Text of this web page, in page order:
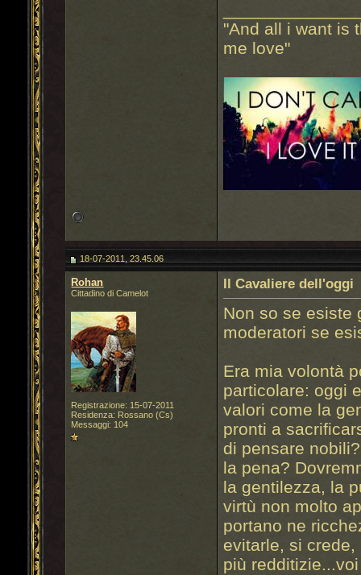
"And all i want is
me love"
18-07-2011, 23.45.06
Rohan
Cittadino di Camelot
Registrazione: 15-07-2011
Residenza: Rossano (Cs)
Messaggi: 104
Il Cavaliere dell'oggi
Non so se esiste
moderatori se
Era mia volontà
particolare: oggi
valori come la
pronti a
di pensare
la pena?
la gentilezza, la
virtù non molto
portano ne
evitarle, si
più